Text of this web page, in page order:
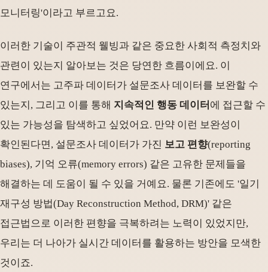
모니터링'이라고 부르고요.
이러한 기술이 주관적 웰빙과 같은 중요한 사회적 측정치와
관련이 있는지 알아보는 것은 당연한 흐름이에요. 이
연구에서는 고주파 데이터가 설문조사 데이터를 보완할 수
있는지, 그리고 이를 통해 지속적인 행동 데이터 에 접근할 수
있는 가능성을 탐색하고 싶었어요. 만약 이런 보완성이
확인된다면, 설문조사 데이터가 가진 보고 편향(reporting
biases), 기억 오류(memory errors) 같은 고유한 문제들을
해결하는 데 도움이 될 수 있을 거예요. 물론 기존에도 '일기
재구성 방법(Day Reconstruction Method, DRM)' 같은
접근법으로 이러한 편향을 극복하려는 노력이 있었지만,
우리는 더 나아가 실시간 데이터를 활용하는 방안을 모색한
것이죠.